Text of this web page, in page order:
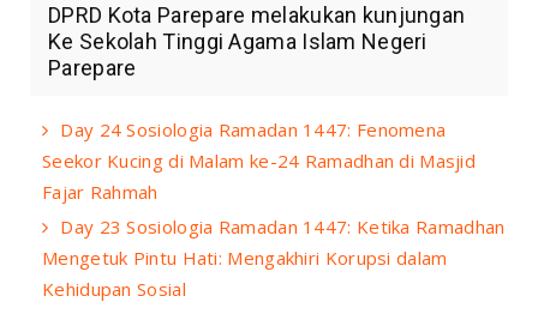
DPRD Kota Parepare melakukan kunjungan
Ke Sekolah Tinggi Agama Islam Negeri
Parepare
Day 24 Sosiologia Ramadan 1447: Fenomena
Seekor Kucing di Malam ke-24 Ramadhan di Masjid
Fajar Rahmah
Day 23 Sosiologia Ramadan 1447: Ketika Ramadhan
Mengetuk Pintu Hati: Mengakhiri Korupsi dalam
Kehidupan Sosial